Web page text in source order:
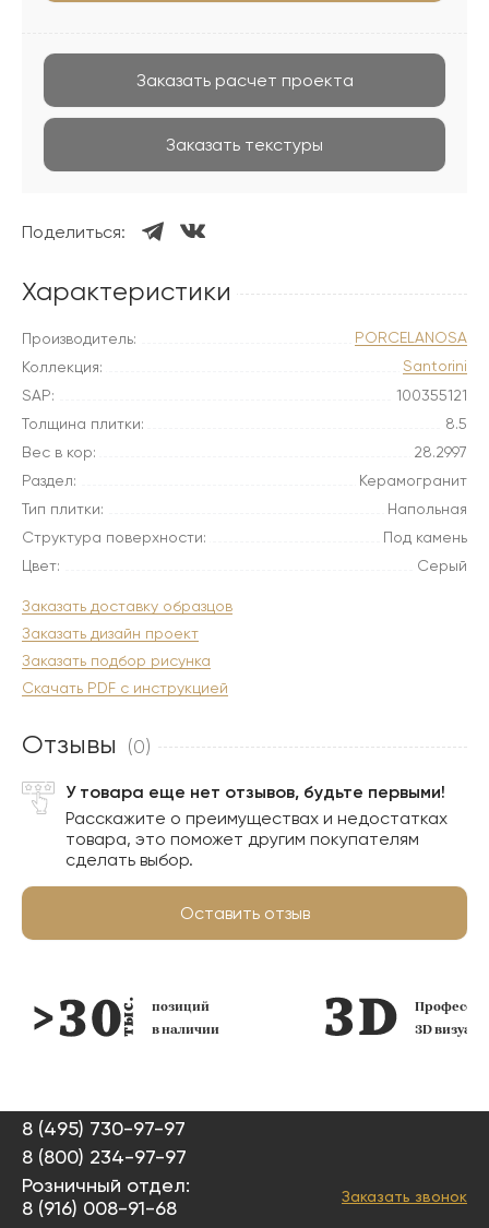
Заказать расчет проекта
Заказать текстуры
Поделиться:
Характеристики
Производитель:
PORCELANOSA
Коллекция:
Santorini
SAP:
100355121
Толщина плитки:
8.5
Вес в кор:
28.2997
Раздел:
Керамогранит
Тип плитки:
Напольная
Структура поверхности:
Под камень
Цвет:
Серый
Заказать доставку образцов
Заказать дизайн проект
Заказать подбор рисунка
Скачать PDF с инструкцией
Отзывы (0)
У товара еще нет отзывов, будьте первыми!
Расскажите о преимуществах и недостатках
товара, это поможет другим покупателям
сделать выбор.
Оставить отзыв
позиций
в наличии
3D
8 (495) 730-97-97
8 (800) 234-97-97
Розничный отдел:
8 (916) 008-91-68
Заказать звонок